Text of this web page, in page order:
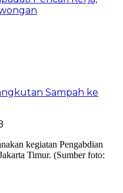
Sampah ke